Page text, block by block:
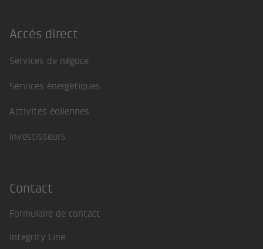
Footer
Accès direct
Services de négoce
Services énergétiques
Activités éoliennes
Investisseurs
Contact
Formulaire de contact
Integrity Line